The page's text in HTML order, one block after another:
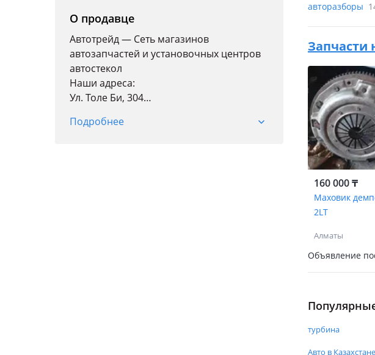
О продавце
Автотрейд — Сеть магазинов
автозапчастей и установочных центров
автостекол
Наши адреса:
Ул. Толе Би, 304
Сб: 09: 00-18: 00
Подробнее
авторазборы
Запчасти
160 000 ₸
Маховик
2LT
Алматы
Объявление
турбина
Авто в Казахстане